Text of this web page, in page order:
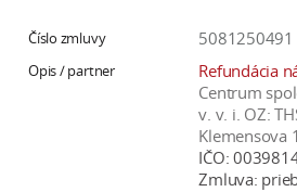
5081250491
Refundácia
Centrum
v. v. i. OZ:
Klemensova
IČO:
Zmluva: